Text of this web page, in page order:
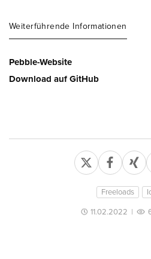
Weiterführende Informationen
Pebble-Website
Download auf GitHub
Freeloads
11.02.2022 |